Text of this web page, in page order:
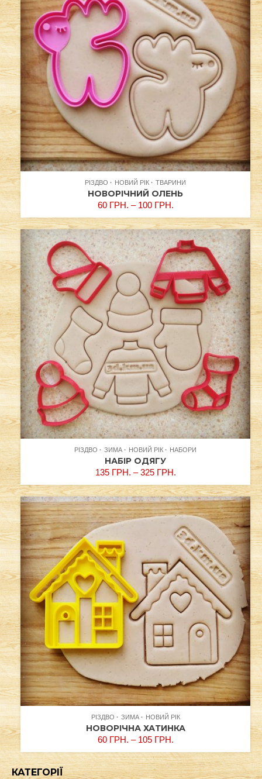
РІЗДВО НОВИЙ РІК ТВАРИНИ
НОВОРІЧНИЙ ОЛЕНЬ
60 ГРН. – 100 ГРН.
РІЗДВО ЗИМА НОВИЙ РІК НАБОРИ
НАБІР ОДЯГУ
135 ГРН. –325 ГРН.
РІЗДВО ЗИМА НОВИЙ РІК
НОВОРІЧНА ХАТИНКА
60 ГРН. – 105 ГРН.
КАТЕГОРІЇ